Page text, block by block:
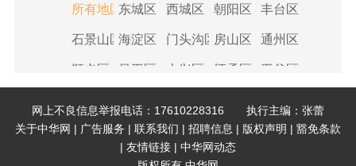
河南省
湖北省
湖南省
广东省
广西壮族自治区海南省
云南省
西藏自治区
陕西省
甘肃省
青海省
宁夏回族自治区
新疆维吾尔自治区
所有地区东城区 西城区 朝阳区 丰台区
石景山区海淀区 门头沟区房山区 通州区
顺义区 昌平区 大兴区 怀柔区 平谷区
所有地区和平区 河东区 河西区 南开区
红桥区 东丽区 西青区
网上不良信息举报电话：17610228316 执行主编：张蕾
关于中华网 | 广告服务 | 联系我们 | 招聘信息 | 版权声明 | 豁免条款
| 友情链接 | 中华网动态